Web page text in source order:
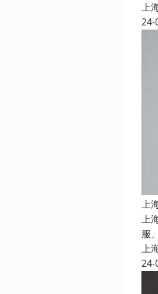
上
24-
上
上
服
上
24-